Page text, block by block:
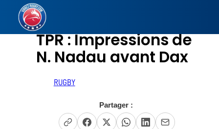
contenu
TPR : Impressions de
N. Nadau avant Dax
RUGBY
Partager :